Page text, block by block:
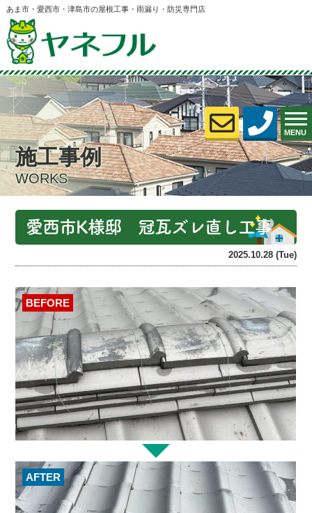
あま市・愛西市・津島市の屋根工事・雨漏り・防災専門店
MENU
施工事例
WORKS
愛西市K様邸 冠瓦ズレ直し工事
2025.10.28 (Tue)
BEFORE
AFTER